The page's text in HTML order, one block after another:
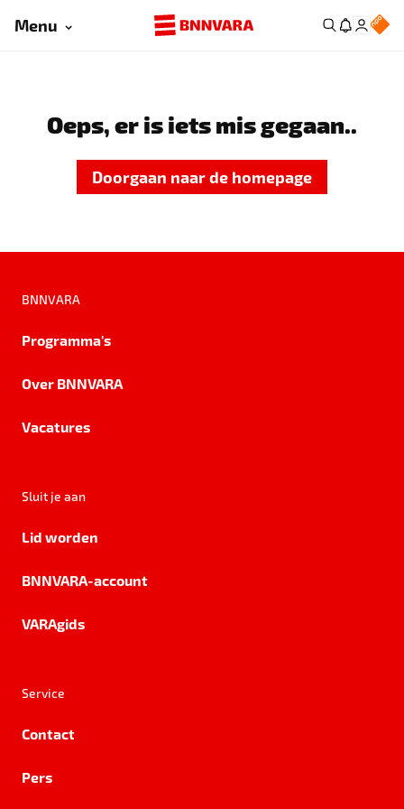
Menu
Oeps, er is iets mis gegaan..
Doorgaan naar de homepage
BNNVARA
Programma's
Over BNNVARA
Vacatures
Sluit je aan
Lid worden
BNNVARA-account
VARAgids
Service
Contact
Pers